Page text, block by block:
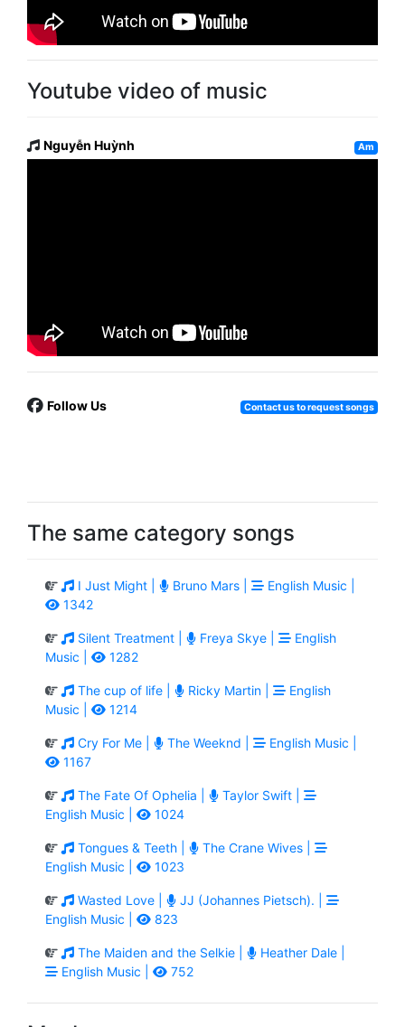
Youtube video of music
Nguyễn Huỳnh Am
Follow Us Contact us to request songs
The same category songs
I Just Might | Bruno Mars |
English Music |
1342
Silent Treatment | Freya Skye |
English
Music |
1282
The cup of life | Ricky Martin |
English
Music |
1214
Cry For Me | The Weeknd |
English Music |
1167
The Fate Of Ophelia |
Taylor Swift |
English Music |
1024
Tongues & Teeth |
The Crane Wives |
English Music |
1023
Wasted Love |
JJ (Johannes Pietsch). |
English Music |
823
The Maiden and the Selkie |
Heather Dale |
English Music |
752